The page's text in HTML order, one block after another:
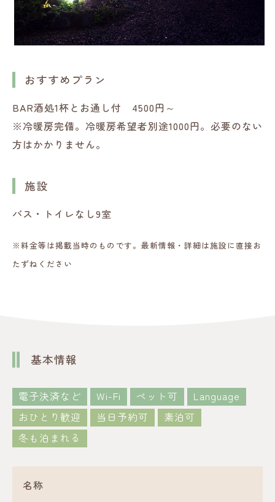
おすすめプラン
BAR酒処1杯とお通し付 4500円～
※冷暖房完備。冷暖房希望者別途1000円。必要のない
方はかかりません。
施設
バス・トイレなし9室
※料金等は掲載当時のものです。最新情報・詳細は施設に直接お
たずねください
基本情報
電子決済など Wi-Fi ペット可
Language
おひとり歓迎
当日予約可
素泊可
冬も泊まれる
名称